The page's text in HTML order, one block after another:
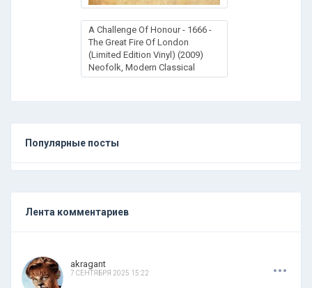
A Challenge Of Honour - 1666 -
The Great Fire Of London
(Limited Edition Vinyl) (2009)
Neofolk, Modern Classical
Популярные посты
Лента комментариев
akragant
7 СЕНТЯБРЯ 2025 15:22 ...